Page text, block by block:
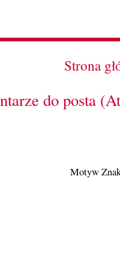
Strona
do posta
Motyw